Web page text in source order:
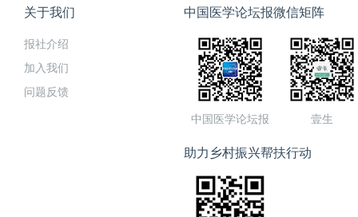
关于我们
报社介绍
加入我们
问题反馈
中国医学论坛报微信矩阵
中国医学论坛报 壹生
助力乡村振兴帮扶行动